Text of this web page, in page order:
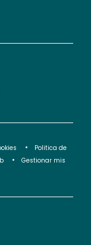
2>.
Politica de
Gestionar mis